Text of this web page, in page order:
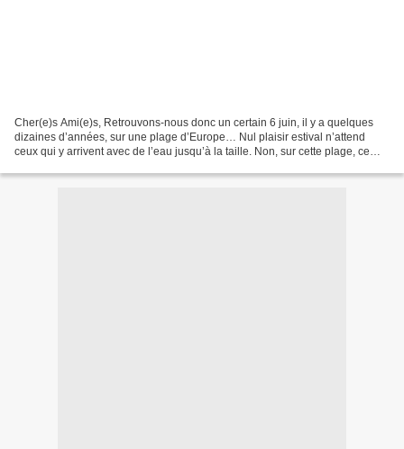
Cher(e)s Ami(e)s, Retrouvons-nous donc un certain 6 juin, il y a quelques
dizaines d’années, sur une plage d’Europe… Nul plaisir estival n’attend
ceux qui y arrivent avec de l’eau jusqu’à la taille. Non, sur cette plage, ce